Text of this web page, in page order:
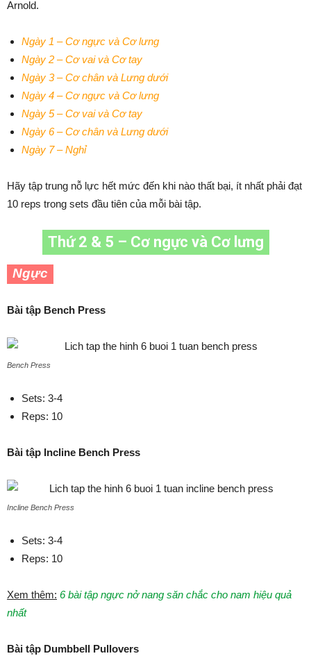
Arnold.
Ngày 1 – Cơ ngực và Cơ lưng
Ngày 2 – Cơ vai và Cơ tay
Ngày 3 – Cơ chân và Lưng dưới
Ngày 4 – Cơ ngực và Cơ lưng
Ngày 5 – Cơ vai và Cơ tay
Ngày 6 – Cơ chân và Lưng dưới
Ngày 7 – Nghỉ
Hãy tập trung nỗ lực hết mức đến khi nào thất bại, ít nhất phải đạt
10 reps trong sets đầu tiên của mỗi bài tập.
Thứ 2 & 5 – Cơ ngực và Cơ lưng
Ngực
Bài tập Bench Press
Bench Press
Sets: 3-4
Reps: 10
Bài tập Incline Bench Press
Incline Bench Press
Sets: 3-4
Reps: 10
Xem thêm: 6 bài tập ngực nở nang săn chắc cho nam hiệu quả
nhất
Bài tập Dumbbell Pullovers